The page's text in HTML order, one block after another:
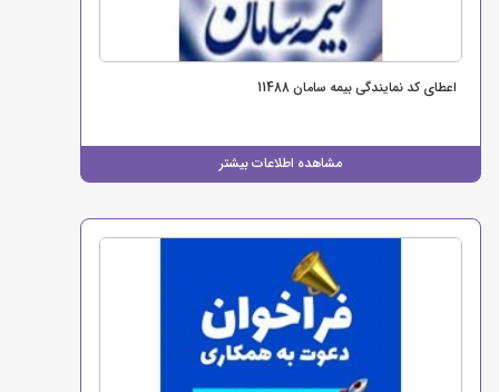
اعطای کد نمایندگی بیمه سامان 11488
مشاهده اطلاعات بیشتر